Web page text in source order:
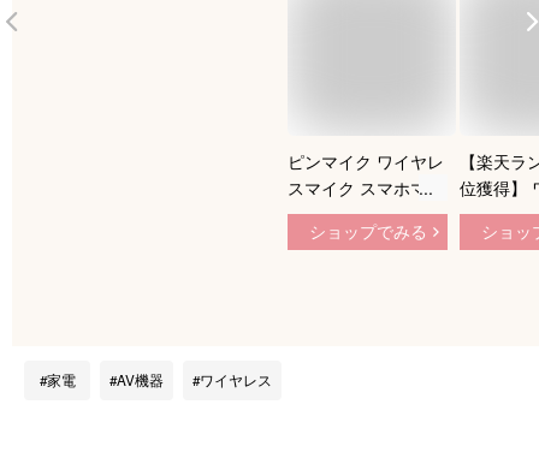
ピンマイク ワイヤレ
スマイク スマホマイ
ク スマホ用マイク
iPhone iPad Android
ショップでみる
【楽天ラ
位獲得】
マイク ピ
ワイヤレ
ショッ
家電 AV機器 ワイヤレス